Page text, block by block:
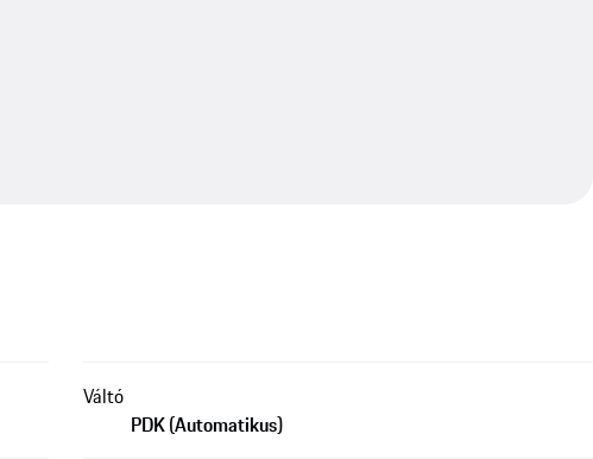
Váltó
PDK (Automatikus)